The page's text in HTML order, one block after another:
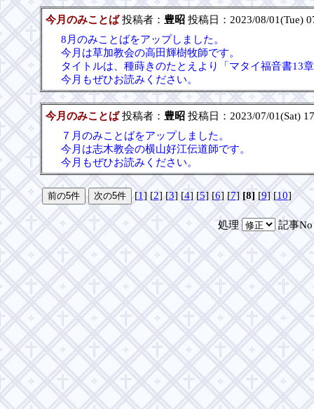
今月のみことば投稿者： 豊昭投稿日：2023/08/01(Tue)
8月のみことばをアップしました。
今月は草加教会の高田輝樹牧師です。
タイトルは、種蒔きのたとえより「マタイ福音書13
今月もぜひお読みください。
今月のみことば投稿者： 豊昭投稿日：2023/07/01(Sat)
７月のみことばをアップしました。
今月は志木教会の横山好江伝道師です。
今月もぜひお読みください。
[1] [2] [3] [4] [5] [6] [7][8] [9] [10]
処理 記事